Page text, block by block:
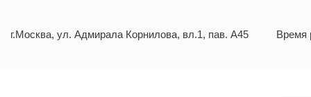
г.Москва, ул. Адмирала Корнилова, вл.1, пав. А45 Время